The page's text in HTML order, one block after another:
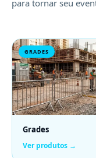
para tornar seu
GRADES
Grades
Ver produtos →